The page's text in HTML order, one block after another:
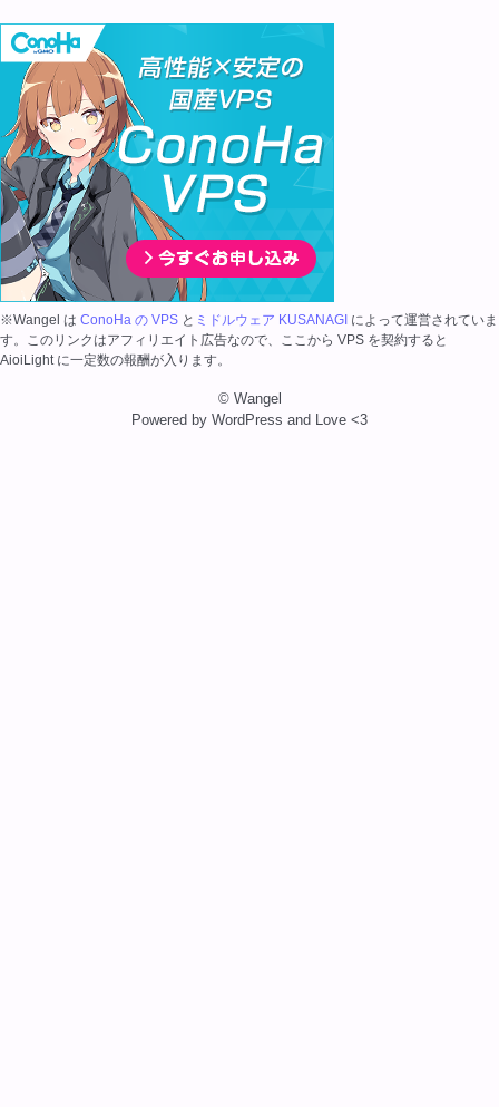
※Wangel は ConoHa の VPS と ミドルウェア KUSANAGI によって運営されていま
す。このリンクはアフィリエイト広告なので、ここから VPS を契約すると
AioiLight に一定数の報酬が入ります。
© Wangel
Powered by WordPress and Love <3